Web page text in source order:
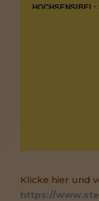
Klicke hier und
https://